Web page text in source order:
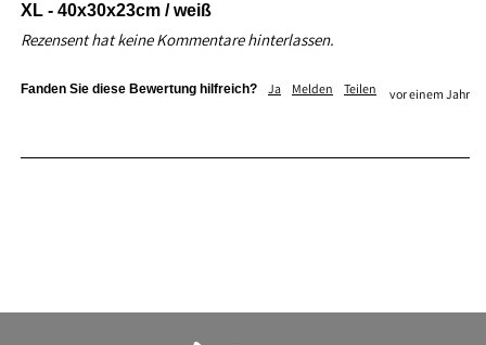
XL - 40x30x23cm / weiß
Rezensent hat keine Kommentare hinterlassen.
Fanden Sie diese Bewertung hilfreich? Ja Melden Teilen vor einem Jahr